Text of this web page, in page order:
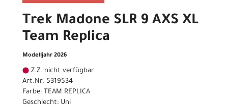
Trek Madone SLR 9 AXS XL
Team Replica
Modelljahr 2026
Z.Z. nicht verfügbar
Art.Nr. 5319534
Farbe: TEAM REPLICA
Geschlecht: Uni